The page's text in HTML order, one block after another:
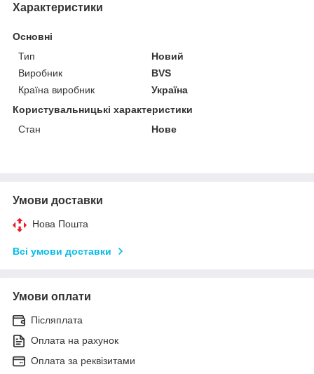
Характеристики
Основні
Тип
Новий
Виробник
BVS
Країна виробник
Україна
Користувальницькі характеристики
Стан
Нове
Умови доставки
Нова Пошта
Всі умови доставки
Умови оплати
Післяплата
Оплата на рахунок
Оплата за реквізитами